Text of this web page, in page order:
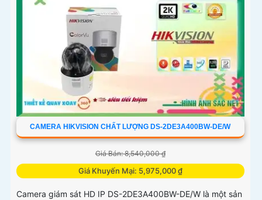
CAMERA HIKVISION CHẤT LƯỢNG DS-2DE3A400BW-DE/W
Giá Bán: 8,540,000 ₫
Giá Khuyến Mại: 5,975,000 ₫
Camera giám sát HD IP DS-2DE3A400BW-DE/W là một sản